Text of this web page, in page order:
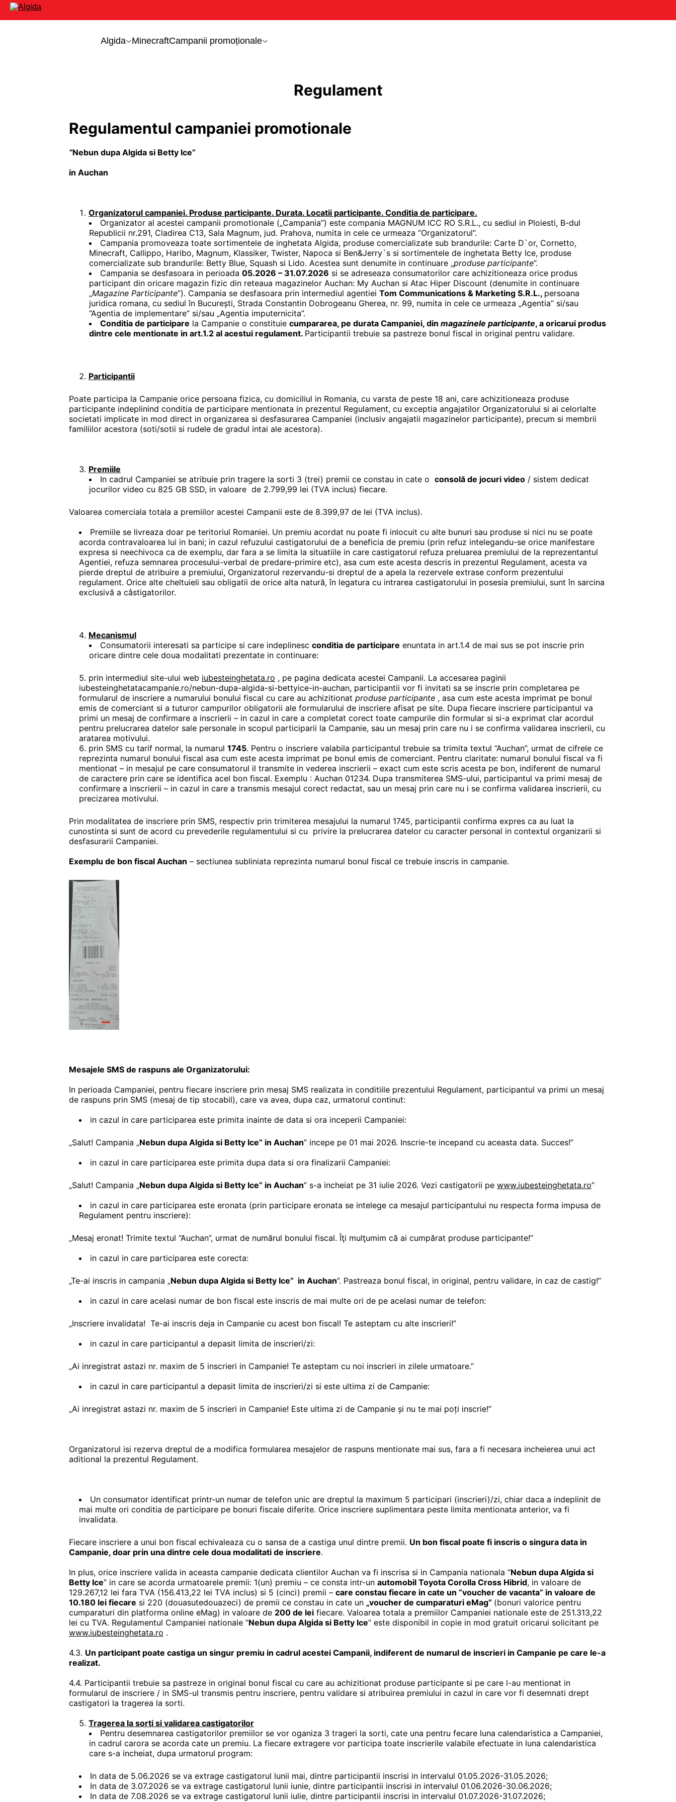
Algida MinecraftCampanii promoționale
Regulament
Regulamentul campaniei promotionale
“Nebun dupa Algida si Betty Ice”
in Auchan
Organizatorul campaniei. Produse participante. Durata. Locatii participante. Conditia de participare.
Organizator al acestei campanii promotionale („Campania”) este compania MAGNUM ICC RO S.R.L., cu sediul in Ploiesti, B-dul
Republicii nr.291, Cladirea C13, Sala Magnum, jud. Prahova, numita in cele ce urmeaza “Organizatorul”.
Campania promoveaza toate sortimentele de inghetata Algida, produse comercializate sub brandurile: Carte D`or, Cornetto,
Minecraft, Callippo, Haribo, Magnum, Klassiker, Twister, Napoca si Ben&Jerry`s si sortimentele de inghetata Betty Ice, produse
comercializate sub brandurile: Betty Blue, Squash si Lido. Acestea sunt denumite in continuare „produse participante”.
Campania se desfasoara in perioada 05.2026 – 31.07.2026 si se adreseaza consumatorilor care achizitioneaza orice produs
participant din oricare magazin fizic din reteaua magazinelor Auchan: My Auchan si Atac Hiper Discount (denumite in continuare
„Magazine Participante”). Campania se desfasoara prin intermediul agentiei Tom Communications & Marketing S.R.L., persoana
juridica romana, cu sediul în București, Strada Constantin Dobrogeanu Gherea, nr. 99, numita in cele ce urmeaza „Agentia” si/sau
“Agentia de implementare” si/sau „Agentia imputernicita”.
Conditia de participare la Campanie o constituie cumpararea, pe durata Campaniei, din magazinele participante, a oricarui produs
dintre cele mentionate in art.1.2 al acestui regulament. Participantii trebuie sa pastreze bonul fiscal in original pentru validare.
Participantii
Poate participa la Campanie orice persoana fizica, cu domiciliul in Romania, cu varsta de peste 18 ani, care achizitioneaza produse
participante indeplinind conditia de participare mentionata in prezentul Regulament, cu exceptia angajatilor Organizatorului si ai celorlalte
societati implicate in mod direct in organizarea si desfasurarea Campaniei (inclusiv angajatii magazinelor participante), precum si membrii
familiilor acestora (soti/sotii si rudele de gradul intai ale acestora).
Premiile
In cadrul Campaniei se atribuie prin tragere la sorti 3 (trei) premii ce constau in cate o consolă de jocuri video / sistem dedicat
jocurilor video cu 825 GB SSD, in valoare de 2.799,99 lei (TVA inclus) fiecare.
Valoarea comerciala totala a premiilor acestei Campanii este de 8.399,97 de lei (TVA inclus).
Premiile se livreaza doar pe teritoriul Romaniei. Un premiu acordat nu poate fi inlocuit cu alte bunuri sau produse si nici nu se poate
acorda contravaloarea lui in bani; in cazul refuzului castigatorului de a beneficia de premiu (prin refuz intelegandu-se orice manifestare
expresa si neechivoca ca de exemplu, dar fara a se limita la situatiile in care castigatorul refuza preluarea premiului de la reprezentantul
Agentiei, refuza semnarea procesului-verbal de predare-primire etc), asa cum este acesta descris in prezentul Regulament, acesta va
pierde dreptul de atribuire a premiului, Organizatorul rezervandu-si dreptul de a apela la rezervele extrase conform prezentului
regulament. Orice alte cheltuieli sau obligatii de orice alta natură, în legatura cu intrarea castigatorului in posesia premiului, sunt în sarcina
exclusivă a câstigatorilor.
Mecanismul
Consumatorii interesati sa participe si care indeplinesc conditia de participare enuntata in art.1.4 de mai sus se pot inscrie prin
oricare dintre cele doua modalitati prezentate in continuare:
prin intermediul site-ului web iubesteinghetata.ro , pe pagina dedicata acestei Campanii. La accesarea paginii
iubesteinghetatacampanie.ro/nebun-dupa-algida-si-bettyice-in-auchan, participantii vor fi invitati sa se inscrie prin completarea pe
formularul de inscriere a numarului bonului fiscal cu care au achizitionat produse participante , asa cum este acesta imprimat pe bonul
emis de comerciant si a tuturor campurilor obligatorii ale formularului de inscriere afisat pe site. Dupa fiecare inscriere participantul va
primi un mesaj de confirmare a inscrierii – in cazul in care a completat corect toate campurile din formular si si-a exprimat clar acordul
pentru prelucrarea datelor sale personale in scopul participarii la Campanie, sau un mesaj prin care nu i se confirma validarea inscrierii, cu
aratarea motivului.
prin SMS cu tarif normal, la numarul 1745. Pentru o inscriere valabila participantul trebuie sa trimita textul “Auchan”, urmat de cifrele ce
reprezinta numarul bonului fiscal asa cum este acesta imprimat pe bonul emis de comerciant. Pentru claritate: numarul bonului fiscal va fi
mentionat – in mesajul pe care consumatorul il transmite in vederea inscrierii – exact cum este scris acesta pe bon, indiferent de numarul
de caractere prin care se identifica acel bon fiscal. Exemplu : Auchan 01234. Dupa transmiterea SMS-ului, participantul va primi mesaj de
confirmare a inscrierii – in cazul in care a transmis mesajul corect redactat, sau un mesaj prin care nu i se confirma validarea inscrierii, cu
precizarea motivului.
Prin modalitatea de inscriere prin SMS, respectiv prin trimiterea mesajului la numarul 1745, participantii confirma expres ca au luat la
cunostinta si sunt de acord cu prevederile regulamentului si cu privire la prelucrarea datelor cu caracter personal in contextul organizarii si
desfasurarii Campaniei.
Exemplu de bon fiscal Auchan – sectiunea subliniata reprezinta numarul bonul fiscal ce trebuie inscris in campanie.
Mesajele SMS de raspuns ale Organizatorului:
In perioada Campaniei, pentru fiecare inscriere prin mesaj SMS realizata in conditiile prezentului Regulament, participantul va primi un mesaj
de raspuns prin SMS (mesaj de tip stocabil), care va avea, dupa caz, urmatorul continut:
in cazul in care participarea este primita inainte de data si ora inceperii Campaniei:
„Salut! Campania „Nebun dupa Algida si Betty Ice” in Auchan” incepe pe 01 mai 2026. Inscrie-te incepand cu aceasta data. Succes!”
in cazul in care participarea este primita dupa data si ora finalizarii Campaniei:
„Salut! Campania „Nebun dupa Algida si Betty Ice” in Auchan” s-a incheiat pe 31 iulie 2026. Vezi castigatorii pe www.iubesteinghetata.ro”
in cazul in care participarea este eronata (prin participare eronata se intelege ca mesajul participantului nu respecta forma impusa de
Regulament pentru inscriere):
„Mesaj eronat! Trimite textul “Auchan”, urmat de numărul bonului fiscal. Îţi mulţumim că ai cumpărat produse participante!”
in cazul in care participarea este corecta:
„Te-ai inscris in campania „Nebun dupa Algida si Betty Ice” in Auchan”. Pastreaza bonul fiscal, in original, pentru validare, in caz de castig!”
in cazul in care acelasi numar de bon fiscal este inscris de mai multe ori de pe acelasi numar de telefon:
„Inscriere invalidata! Te-ai inscris deja in Campanie cu acest bon fiscal! Te asteptam cu alte inscrieri!”
in cazul in care participantul a depasit limita de inscrieri/zi:
„Ai inregistrat astazi nr. maxim de 5 inscrieri in Campanie! Te asteptam cu noi inscrieri in zilele urmatoare.”
in cazul in care participantul a depasit limita de inscrieri/zi si este ultima zi de Campanie:
„Ai inregistrat astazi nr. maxim de 5 inscrieri in Campanie! Este ultima zi de Campanie și nu te mai poți inscrie!”
Organizatorul isi rezerva dreptul de a modifica formularea mesajelor de raspuns mentionate mai sus, fara a fi necesara incheierea unui act
aditional la prezentul Regulament.
Un consumator identificat printr-un numar de telefon unic are dreptul la maximum 5 participari (inscrieri)/zi, chiar daca a indeplinit de
mai multe ori conditia de participare pe bonuri fiscale diferite. Orice inscriere suplimentara peste limita mentionata anterior, va fi
invalidata.
Fiecare inscriere a unui bon fiscal echivaleaza cu o sansa de a castiga unul dintre premii. Un bon fiscal poate fi inscris o singura data in
Campanie, doar prin una dintre cele doua modalitati de inscriere.
In plus, orice inscriere valida in aceasta campanie dedicata clientilor Auchan va fi inscrisa si in Campania nationala “Nebun dupa Algida si
Betty Ice” in care se acorda urmatoarele premii: 1(un) premiu – ce consta intr-un automobil Toyota Corolla Cross Hibrid, in valoare de
129.267,12 lei fara TVA (156.413,22 lei TVA inclus) si 5 (cinci) premii – care constau fiecare in cate un “voucher de vacanta” in valoare de
10.180 lei fiecare si 220 (douasutedouazeci) de premii ce constau in cate un „voucher de cumparaturi eMag” (bonuri valorice pentru
cumparaturi din platforma online eMag) in valoare de 200 de lei fiecare. Valoarea totala a premiilor Campaniei nationale este de 251.313,22
lei cu TVA. Regulamentul Campaniei nationale “Nebun dupa Algida si Betty Ice” este disponibil in copie in mod gratuit oricarui solicitant pe
www.iubesteinghetata.ro .
4.3. Un participant poate castiga un singur premiu in cadrul acestei Campanii, indiferent de numarul de inscrieri in Campanie pe care le-a
realizat.
4.4. Participantii trebuie sa pastreze in original bonul fiscal cu care au achizitionat produse participante si pe care l-au mentionat in
formularul de inscriere / in SMS-ul transmis pentru inscriere, pentru validare si atribuirea premiului in cazul in care vor fi desemnati drept
castigatori la tragerea la sorti.
Tragerea la sorti si validarea castigatorilor
Pentru desemnarea castigatorilor premiilor se vor oganiza 3 trageri la sorti, cate una pentru fecare luna calendaristica a Campaniei,
in cadrul carora se acorda cate un premiu. La fiecare extragere vor participa toate inscrierile valabile efectuate in luna calendaristica
care s-a incheiat, dupa urmatorul program:
In data de 5.06.2026 se va extrage castigatorul lunii mai, dintre participantii inscrisi in intervalul 01.05.2026-31.05.2026;
In data de 3.07.2026 se va extrage castigatorul lunii iunie, dintre participantii inscrisi in intervalul 01.06.2026-30.06.2026;
In data de 7.08.2026 se va extrage castigatorul lunii iulie, dintre participantii inscrisi in intervalul 01.07.2026-31.07.2026;